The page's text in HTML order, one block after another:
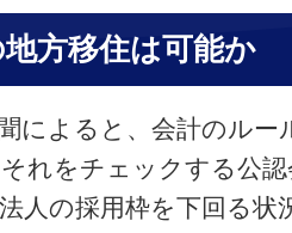
方移住は可能か
によると、会計のル
れをチェックする公
人の採用枠を下回る